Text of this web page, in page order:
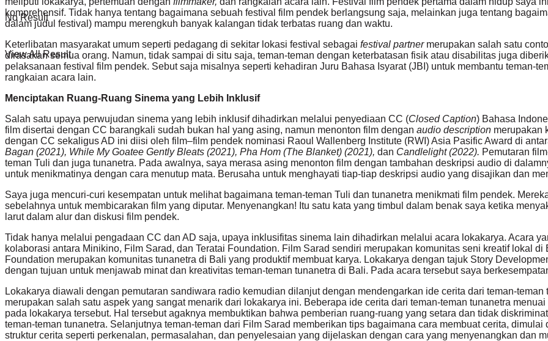
No Result
View All Result
komprehensif. Tidak hanya tentang bagaimana sebuah festival film pendek berlangsung saja, melainkan juga tentang
dalam judul festival) mampu merengkuh banyak kalangan tidak terbatas ruang dan waktu.
Keterlibatan masyarakat umum seperti pedagang di sekitar lokasi festival sebagai festival partnermerupakan salah satu
dirasakan semua orang. Namun, tidak sampai di situ saja, teman-teman dengan keterbatasan fisik atau disabilitas juga
pelaksanaan festival film pendek. Sebut saja misalnya seperti kehadiran Juru Bahasa Isyarat (JBI) untuk membantu teman-
rangkaian acara lain.
Menciptakan Ruang-Ruang Sinema yang Lebih Inklusif
Salah satu upaya perwujudan sinema yang lebih inklusif dihadirkan melalui penyediaan CC (Closed Caption) Bahasa
film disertai dengan CC barangkali sudah bukan hal yang asing, namun menonton film dengan audio description merupakan
dengan CC sekaligus AD ini diisi oleh film–film pendek nominasi Raoul Wallenberg Institute (RWI) Asia Pasific Award di
Bagan (2021), While My Goatee Gently Bleats (2021), Pha Hom (The Blanket) (2021), dan Candlelight (2022). Pemutaran
teman Tuli dan juga tunanetra. Pada awalnya, saya merasa asing menonton film dengan tambahan deskripsi audio di
untuk menikmatinya dengan cara menutup mata. Berusaha untuk menghayati tiap-tiap deskripsi audio yang disajikan dan
Saya juga mencuri-curi kesempatan untuk melihat bagaimana teman-teman Tuli dan tunanetra menikmati film pendek.
sebelahnya untuk membicarakan film yang diputar. Menyenangkan! Itu satu kata yang timbul dalam benak saya ketika
larut dalam alur dan diskusi film pendek.
Tidak hanya melalui pengadaan CC dan AD saja, upaya inklusifitas sinema lain dihadirkan melalui acara lokakarya. Acara
kolaborasi antara Minikino, Film Sarad, dan Teratai Foundation. Film Sarad sendiri merupakan komunitas seni kreatif lokal
Foundation merupakan komunitas tunanetra di Bali yang produktif membuat karya. Lokakarya dengan tajuk Story
dengan tujuan untuk menjawab minat dan kreativitas teman-teman tunanetra di Bali. Pada acara tersebut saya
Lokakarya diawali dengan pemutaran sandiwara radio kemudian dilanjut dengan mendengarkan ide cerita dari teman-
merupakan salah satu aspek yang sangat menarik dari lokakarya ini. Beberapa ide cerita dari teman-teman tunanetra
pada lokakarya tersebut. Hal tersebut agaknya membuktikan bahwa pemberian ruang-ruang yang setara dan tidak
teman-teman tunanetra. Selanjutnya teman-teman dari Film Sarad memberikan tips bagaimana cara membuat cerita,
struktur cerita seperti perkenalan, permasalahan, dan penyelesaian yang dijelaskan dengan cara yang menyenangkan dan